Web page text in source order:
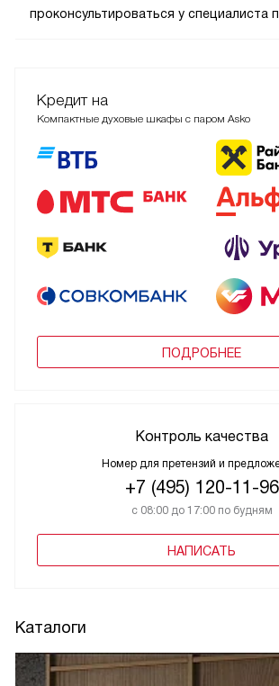
проконсультироваться у специалиста
Кредит на
Компактные духовые шкафы с паром Asko
ПОДРОБНЕЕ
Контроль качества
Номер для претензий и
+7 (495) 120-11-96
с 08:00 до 17:00 по будням
НАПИСАТЬ
Каталоги